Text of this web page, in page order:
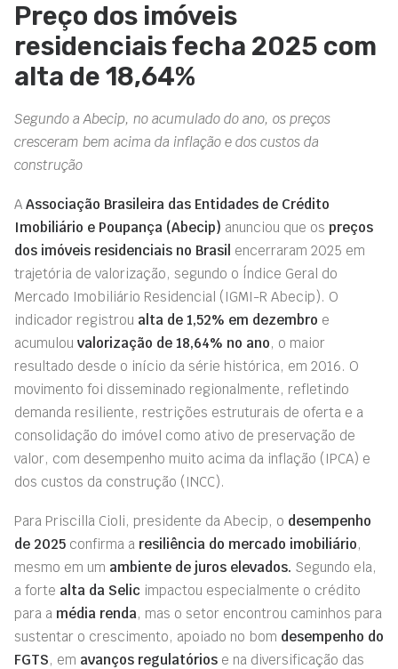
Preço dos imóveis
residenciais fecha 2025 com
alta de 18,64%
Segundo a Abecip, no acumulado do ano, os preços
cresceram bem acima da inflação e dos custos da
construção
A Associação Brasileira das Entidades de Crédito
Imobiliário e Poupança (Abecip) anunciou que os preços
dos imóveis residenciais no Brasil encerraram 2025 em
trajetória de valorização, segundo o Índice Geral do
Mercado Imobiliário Residencial (IGMI-R Abecip). O
indicador registrou alta de 1,52% em dezembro e
acumulou valorização de 18,64% no ano, o maior
resultado desde o início da série histórica, em 2016. O
movimento foi disseminado regionalmente, refletindo
demanda resiliente, restrições estruturais de oferta e a
consolidação do imóvel como ativo de preservação de
valor, com desempenho muito acima da inflação (IPCA) e
dos custos da construção (INCC).
Para Priscilla Cioli, presidente da Abecip, o desempenho
de 2025 confirma a resiliência do mercado imobiliário,
mesmo em um ambiente de juros elevados. Segundo ela,
a forte alta da Selic impactou especialmente o crédito
para a média renda, mas o setor encontrou caminhos para
sustentar o crescimento, apoiado no bom desempenho do
FGTS, em avanços regulatórios e na diversificação das